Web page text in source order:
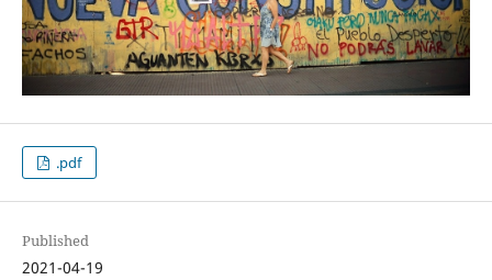
.pdf
Published
2021-04-19